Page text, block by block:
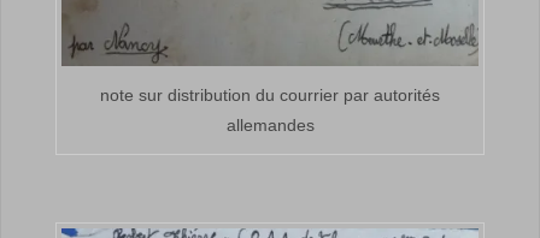
note sur distribution du courrier par autorités
allemandes